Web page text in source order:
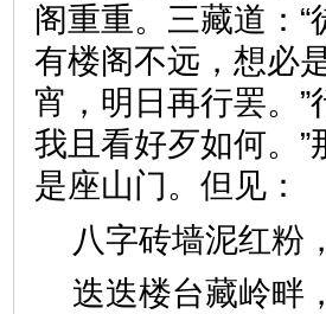
阁重重。三藏道：
有楼阁不远，想必
宵，明日再行罢。
我且看好歹如何。
是座山门。但见
八字砖墙泥红
迭迭楼台藏岭